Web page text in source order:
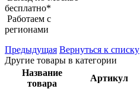
бесплатно*
Работаем с
регионами
Предыдущая Вернуться к списку
Другие товары в категории
Название
товара
Артикул